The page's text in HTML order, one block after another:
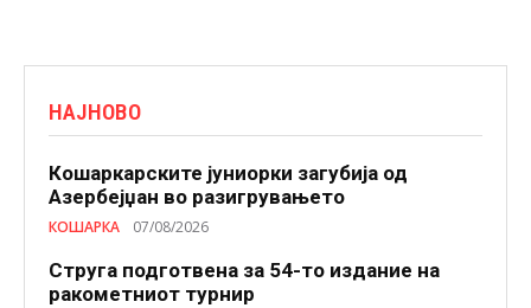
НАЈНОВО
Кошаркарските јуниорки загубија од
Азербејџан во разигрувањето
КОШАРКА 07/08/2026
Струга подготвена за 54-то издание на
ракометниот турнир